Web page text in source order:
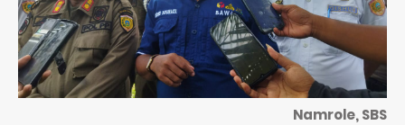
Namrole, SBS